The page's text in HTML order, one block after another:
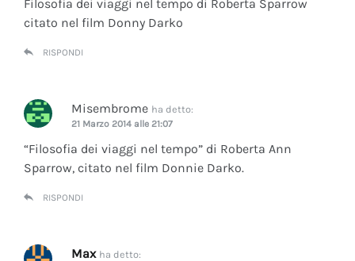
Filosofia dei viaggi nel tempo di Roberta Sparrow
citato nel film Donny Darko
RISPONDI
Misembrome ha detto:
21 Marzo 2014 alle 21:07
“Filosofia dei viaggi nel tempo” di Roberta Ann
Sparrow, citato nel film Donnie Darko.
RISPONDI
Max ha detto: